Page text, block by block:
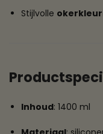
Stijlvolle
Inhoud: 1400 ml